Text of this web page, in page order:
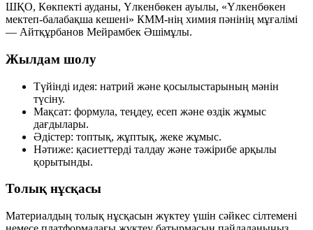
ШҚО, Көкпекті ауданы, Үлкенбөкен ауылы, «Үлкенбөкен
мектеп-балабақша кешені» КММ-нің химия пәнінің мұғалімі
— Айтқұрбанов Мейрамбек Әшімұлы.
Жылдам шолу
Түйінді идея: натрий және қосылыстарының мәнін
түсіну.
Мақсат: формула, теңдеу, есеп және өздік жұмыс
дағдылары.
Әдістер: топтық, жұптық, жеке жұмыс.
Нәтиже: қасиеттерді талдау және тәжірибе арқылы
қорытынды.
Толық нұсқасы
Материалдың толық нұсқасын жүктеу үшін сәйкес сілтемені